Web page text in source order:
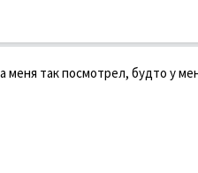
меня так посмотрел, будто у